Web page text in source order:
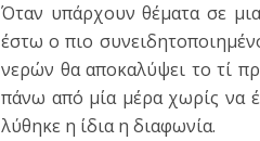
Όταν υπάρχουν θέματα σε
έστω ο πιο
νερών θα αποκαλύψει το τί
πάνω από μία μέρα χωρίς να
λύθηκε η ίδια η διαφωνία.